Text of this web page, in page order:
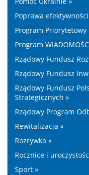
Poprawa
Program Priorytetowy
Program
Rządowy Fundusz
Rządowy Fundusz
Rządowy Fundusz
Strategicznych »
Rządowy Program
Rewitalizacja »
Rozrywka »
Rocznice i
Sport »